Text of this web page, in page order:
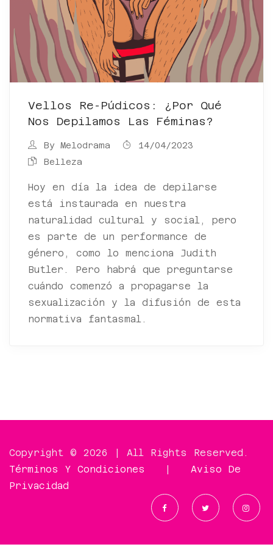
Vellos Re-Púdicos: ¿por Qué
Nos Depilamos Las Féminas?
By Melodrama
14/04/2023
Belleza
Hoy en día la idea de depilarse
está instaurada en nuestra
naturalidad cultural y social, pero
es parte de un performance de
género, como lo menciona Judith
Butler. Pero habrá que preguntarse
cuándo comenzó a propagarse la
sexualización y la difusión de esta
normativa fantasmal.
Copyright © 2026 | All Rights Reserved.
Términos Y Condiciones
Aviso De
Privacidad